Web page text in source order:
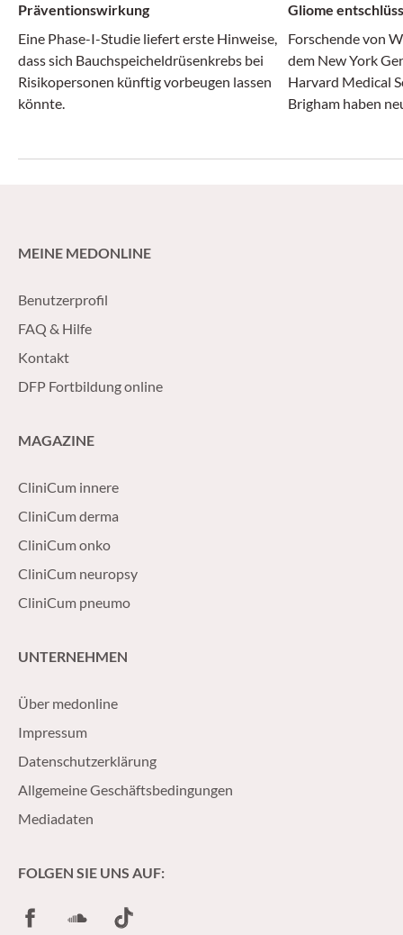
Präventionswirkung
Eine Phase-I-Studie liefert erste Hinweise,
dass sich Bauchspeicheldrüsenkrebs bei
Risikopersonen künftig vorbeugen lassen
könnte.
Gliome
Forschende von
dem New York
Harvard Medical
Brigham haben
MEINE MEDONLINE
Benutzerprofil
FAQ & Hilfe
Kontakt
DFP Fortbildung online
MAGAZINE
CliniCum innere
CliniCum derma
CliniCum onko
CliniCum neuropsy
CliniCum pneumo
UNTERNEHMEN
Über medonline
Impressum
Datenschutzerklärung
Allgemeine Geschäftsbedingungen
Mediadaten
FOLGEN SIE UNS AUF:
FacebookSoundCloud
TikTok